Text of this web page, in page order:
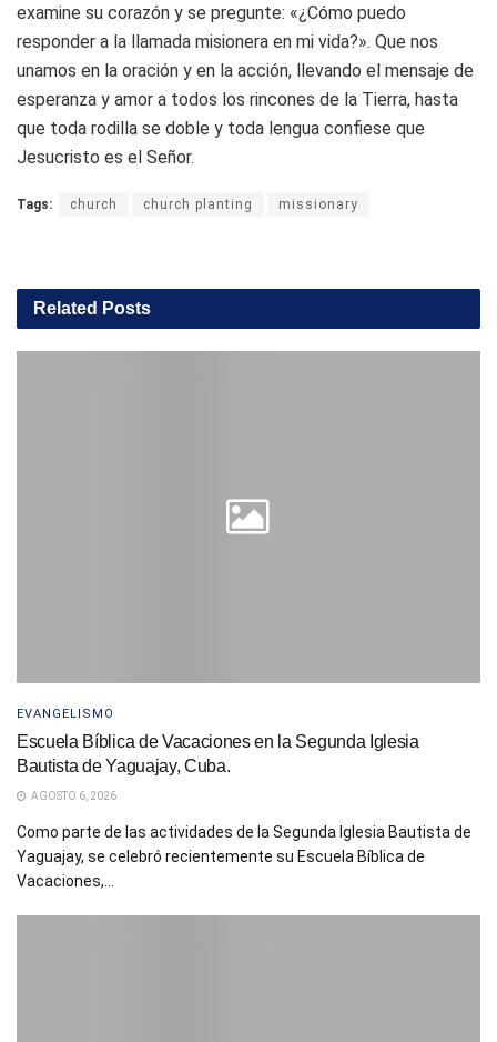
examine su corazón y se pregunte: «¿Cómo puedo
responder a la llamada misionera en mi vida?». Que nos
unamos en la oración y en la acción, llevando el mensaje de
esperanza y amor a todos los rincones de la Tierra, hasta
que toda rodilla se doble y toda lengua confiese que
Jesucristo es el Señor.
Tags: church church planting missionary
Related Posts
EVANGELISMO
Escuela Bíblica de Vacaciones en la Segunda Iglesia
Bautista de Yaguajay, Cuba.
AGOSTO 6, 2026
Como parte de las actividades de la Segunda Iglesia Bautista de
Yaguajay, se celebró recientemente su Escuela Bíblica de
Vacaciones,...